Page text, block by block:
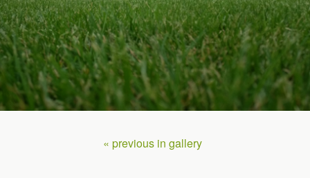
« previous in gallery